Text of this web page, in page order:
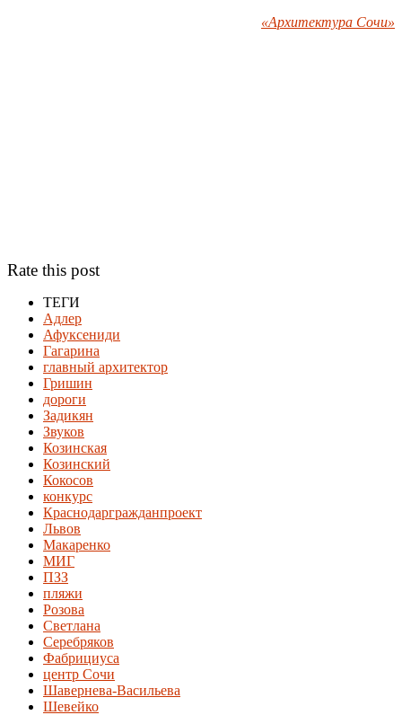
«Архитектура Сочи»
Rate this post
ТЕГИ
Адлер
Афуксениди
Гагарина
главный архитектор
Гришин
дороги
Задикян
Звуков
Козинская
Козинский
Кокосов
конкурс
Краснодаргражданпроект
Львов
Макаренко
МИГ
ПЗЗ
пляжи
Розова
Светлана
Серебряков
Фабрициуса
центр Сочи
Шавернева-Васильева
Шевейко